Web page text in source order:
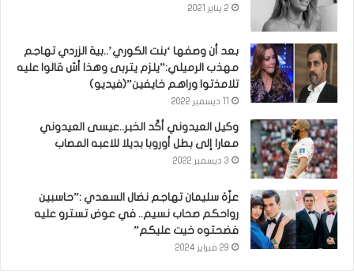
2 يناير 2021
بعد أن وصفها ‘بنت الكوري’..بية الزردي تهاجم
مهذب الرميلي:”يلزم يتربى وهذا أش قالوا عليه
تلامذتوا وراهم خايفين”(فيديو)
وكيل العيدوني أكّد الخبر..عيسى العيدوني
معارا إلى بطل أوروبا بديلا للاعبه المصاب
3 ديسمبر 2022
عزّة سليمان تهاجم نضال السعدي :”حاسبين
رواحكم صحاب نسيم.. في عوض تسترو عليه
فضحتوه خيت عليكم”
29 فبراير 2024